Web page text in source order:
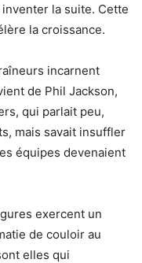
la suite. Cette
la croissance.
incarnent
de Phil Jackson,
qui parlait peu,
mais savait insuffler
équipes devenaient
exercent un
de couloir au
elles qui